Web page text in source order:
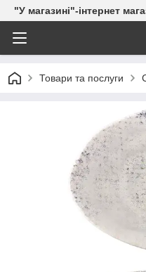
"У магазині"-інтернет
Товари та послуги